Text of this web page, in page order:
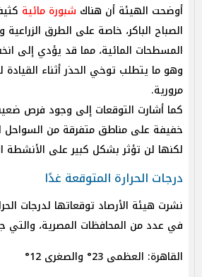
أوضحت الهيئة أن هناك شبورة مائية
الصباح الباكر، خاصة على الطرق
المسطحات المائية، مما قد يؤدي إلى
وهو ما يتطلب توخي الحذر أثناء
مرورية.
كما أشارت التوقعات إلى وجود فرص
خفيفة على مناطق متفرقة من السواحل
لكنها لن تؤثر بشكل كبير على الأنشطة
درجات الحرارة المتوقعة غدًا
نشرت هيئة الأرصاد توقعاتها لدرجات
في عدد من المحافظات المصرية، والتي
القاهرة: العظمى 23° والصغرى 12°